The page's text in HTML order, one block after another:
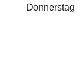
Donnerstag